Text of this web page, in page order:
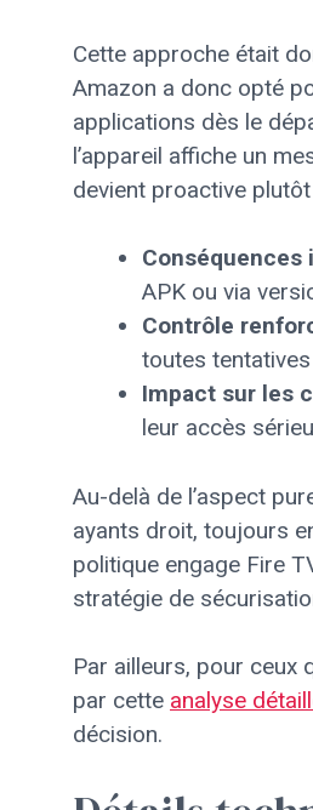
Cette approche était
Amazon a donc opté
applications dès le
l’appareil affiche un
devient proactive
Conséquences
APK ou via
Contrôle
toutes tentatives
Impact sur les
leur accès
Au-delà de l’aspect
ayants droit, toujours
politique engage Fire
stratégie de
Par ailleurs, pour ceux
par cette analyse
décision.